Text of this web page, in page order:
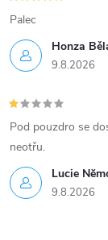
Honza
9.8.2026
Palec
Lucie
9.8.2026
Pod pouzdro se
neotřu.